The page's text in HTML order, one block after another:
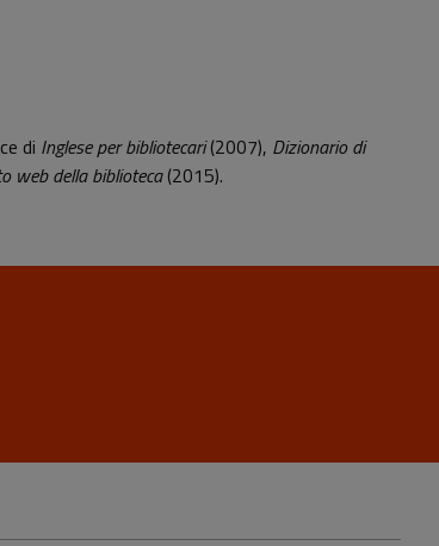
di Inglese per bibliotecari(2007), Dizionario di
web della biblioteca(2015).